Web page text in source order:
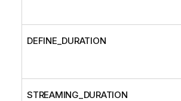
DEFINE_DURATION
STREAMING_DURATION